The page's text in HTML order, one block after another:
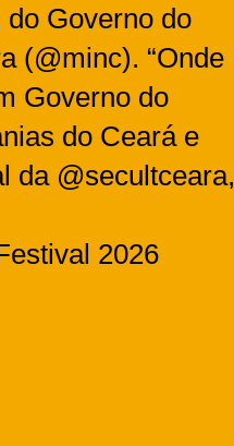
Governo do
(@minc). “Onde
Governo do
do Ceará e
da @secultceara,
2026